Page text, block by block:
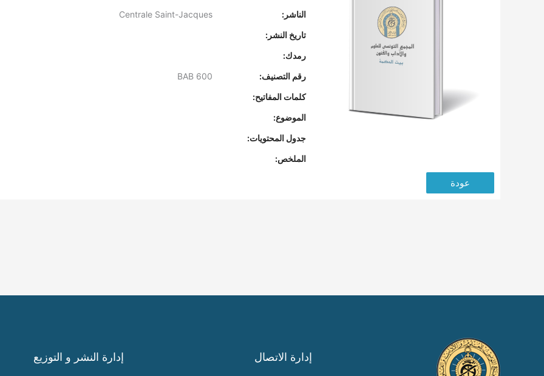
الناشر:
تاريخ النشر:
رمدك:
رقم التصنيف:
كلمات المفاتيح:
الموضوع:
جدول المحتويات:
الملخص:
عودة
إدارة الاتصال إدارة النشر و التوزيع